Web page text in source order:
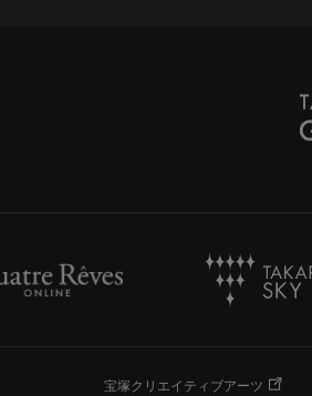
宝塚クリエイティブアーツ